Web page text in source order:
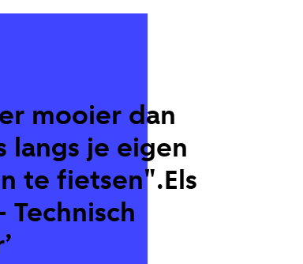
mooier dan
langs je eigen
te fietsen".Els
Technisch